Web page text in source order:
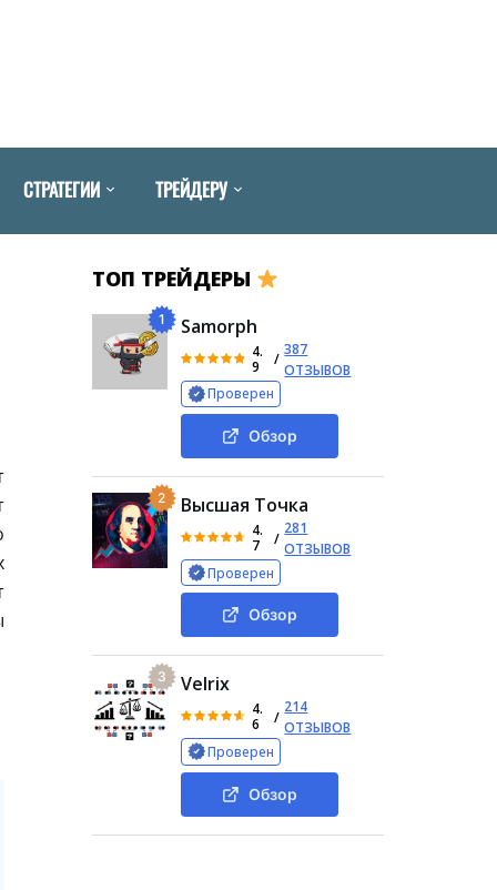
СТРАТЕГИИ ТРЕЙДЕРУ
ТОП ТРЕЙДЕРЫ
1 Samorph
4.
9
/
387
ОТЗЫВОВ
Проверен
Обзор
2 Высшая Точка
4.
7
/
281
ОТЗЫВОВ
Проверен
Обзор
3 Velrix
4.
6
/
214
ОТЗЫВОВ
Проверен
Обзор